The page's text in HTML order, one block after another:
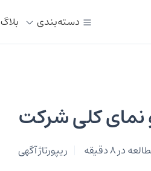
دسته‌بندی بلاگ
نمای کلی شرکت
در 8 دقیقه ریپورتاژ آگهی